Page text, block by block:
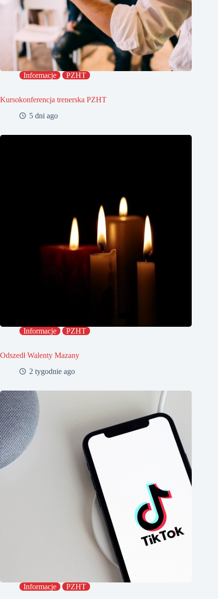
Informacje PZHT
Kursokonferencja trenerska PZHT
5 dni ago
Informacje PZHT
Odszedł Walenty Mazany
2 tygodnie ago
Informacje PZHT